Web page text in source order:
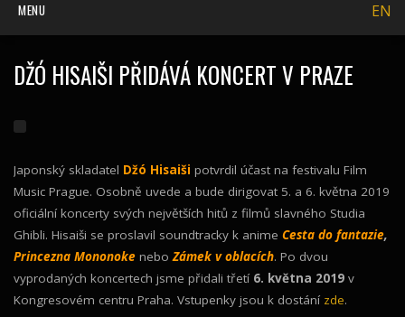
MENU EN
DŽÓ HISAIŠI PŘIDÁVÁ KONCERT V PRAZE
Japonský skladatel Džó Hisaiši potvrdil účast na festivalu Film
Music Prague. Osobně uvede a bude dirigovat 5. a 6. května 2019
oficiální koncerty svých největších hitů z filmů slavného Studia
Ghibli. Hisaiši se proslavil soundtracky k anime Cesta do fantazie,
Princezna Mononoke neboZámek v oblacích. Po dvou
vyprodaných koncertech jsme přidali třetí 6. května 2019 v
Kongresovém centru Praha. Vstupenky jsou k dostání zde.